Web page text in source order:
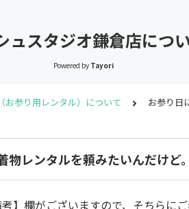
ュスタジオ鎌倉店につ
Powered by Tayori
お参り用レンタル）について お参り日
レンタルを頼みたいんだけど
】欄がございますので、そちらにご